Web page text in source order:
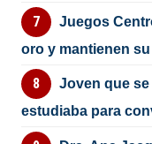
Juegos
oro y mantienen
Joven que
estudiaba para